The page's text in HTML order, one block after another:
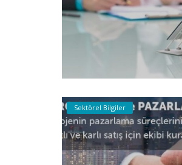
Sektörel Bilgiler